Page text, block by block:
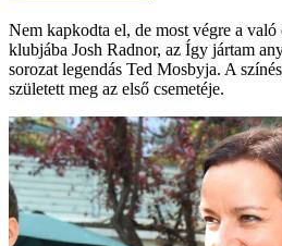
Nem kapkodta el, de most végre a való
klubjába Josh Radnor, az Így jártam
sorozat legendás Ted Mosbyja. A
született meg az első csemetéje.